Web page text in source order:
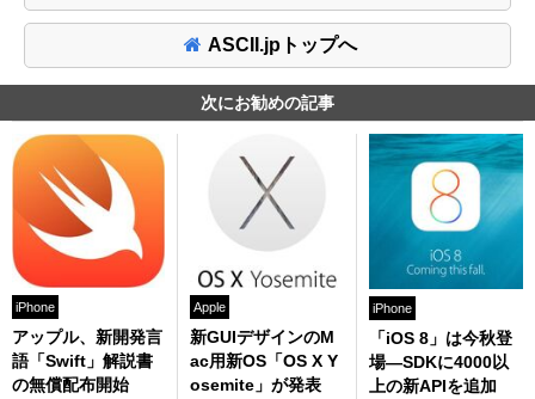
ASCII.jpトップへ
次にお勧めの記事
iPhone
アップル、新開発言
語「Swift」解説書
の無償配布開始
Apple
新GUIデザインのM
ac用新OS「OS X Y
osemite」が発表
iPhone
「iOS 8」は今秋登
場—SDKに4000以
上の新APIを追加